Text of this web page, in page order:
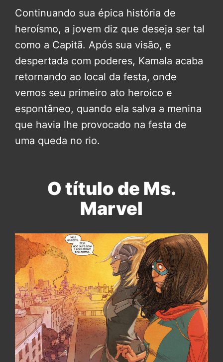
Continuando sua épica história de
heroísmo, a jovem diz que deseja ser tal
como a Capitã. Após sua visão, e
despertada com poderes, Kamala acaba
retornando ao local da festa, onde
vemos seu primeiro ato heroico e
espontâneo, quando ela salva a menina
que havia lhe provocado na festa de
uma queda no rio.
O título de Ms.
Marvel